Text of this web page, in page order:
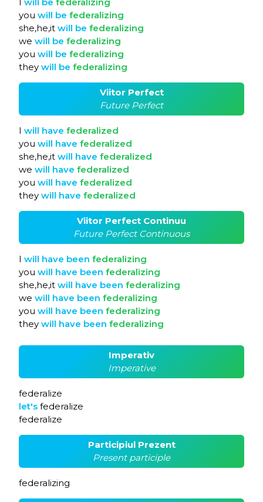
you will be federalizing
she,he,it will be federalizing
we will be federalizing
you will be federalizing
they will be federalizing
Viitor Perfect
Future Perfect
I will have federalized
you will have federalized
she,he,it will have federalized
we will have federalized
you will have federalized
they will have federalized
Viitor Perfect Continuu
Future Perfect Continuous
I will have been federalizing
you will have been federalizing
she,he,it will have been federalizing
we will have been federalizing
you will have been federalizing
they will have been federalizing
Imperativ
Imperative
federalize
let's federalize
federalize
Participiul Prezent
Present participle
federalizing